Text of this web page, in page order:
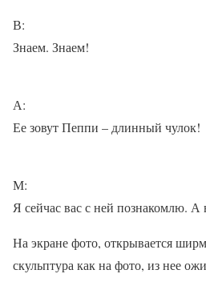
В:
Знаем. Знаем!
А:
Ее зовут Пеппи – длинный чулок!
М:
Я сейчас вас с ней познакомлю. А
На экране фото, открывается
скульптура как на фото, из нее